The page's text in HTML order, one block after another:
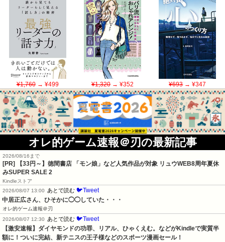
¥1,760→ ¥499 ¥1,320→ ¥352 ¥693→ ¥347
オレ的ゲーム速報＠刃の最新記事
2026/08/16まで
[PR]
【33円～】徳間書店 「モン娘」など人気作品が対象 リュウWEB8周年夏休
みSUPER SALE 2
Kindleストア
2026/08/07 13:00
あとで読む 🐦Tweet
中居正広さん、ひそかに◯◯していた・・・
オレ的ゲーム速報＠刃
2026/08/07 12:30
あとで読む 🐦Tweet
【激安速報】ダイヤモンドの功罪、リアル、ひゃくえむ。などがKindleで実質半
額に！ついに完結、新テニスの王子様などのスポーツ漫画セール！